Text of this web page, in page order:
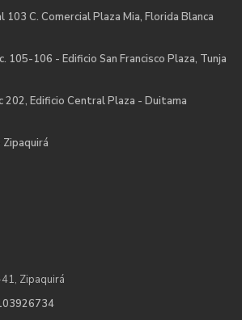
103 C. Comercial Plaza Mia, Florida Blanca
105-106 - Edificio San Francisco Plaza, Tunja
202, Edificio Central Plaza - Duitama
Zipaquirá